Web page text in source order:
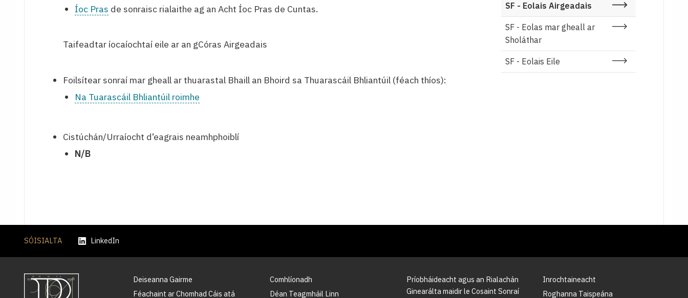
Íoc Pras de sonraisc rialaithe ag an Acht Íoc Pras de Cuntas.
Taifeadtar íocaíochtaí eile ar an gCóras Airgeadais
Foilsítear sonraí mar gheall ar thuarastal Bhaill an Bhoird sa Thuarascáil Bhliantúil (féach thíos):
Na Tuarascáil Bhliantúil roimhe
Cistúchán/Urraíocht d’eagrais neamhphoiblí
N/B
SF - Eolais Airgeadais
SF - Eolas mar gheall ar
Sholáthar
SF - Eolais Eile
SÓISIALTA LinkedIn
Deiseanna Gairme
Féachaint ar Chomhad Cáis atá
Comhlíonadh
Déan Teagmháil Linn
Príobháideacht agus an Rialachán
Ginearálta maidir le Cosaint Sonraí
Inrochtaineacht
Roghanna Taispeána